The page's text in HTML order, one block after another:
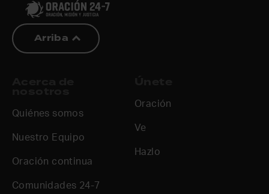
Arriba
Quiénes somos
Nuestro Equipo
Oración continua
Comunidades 24-7
Oración
Ve
Hazlo